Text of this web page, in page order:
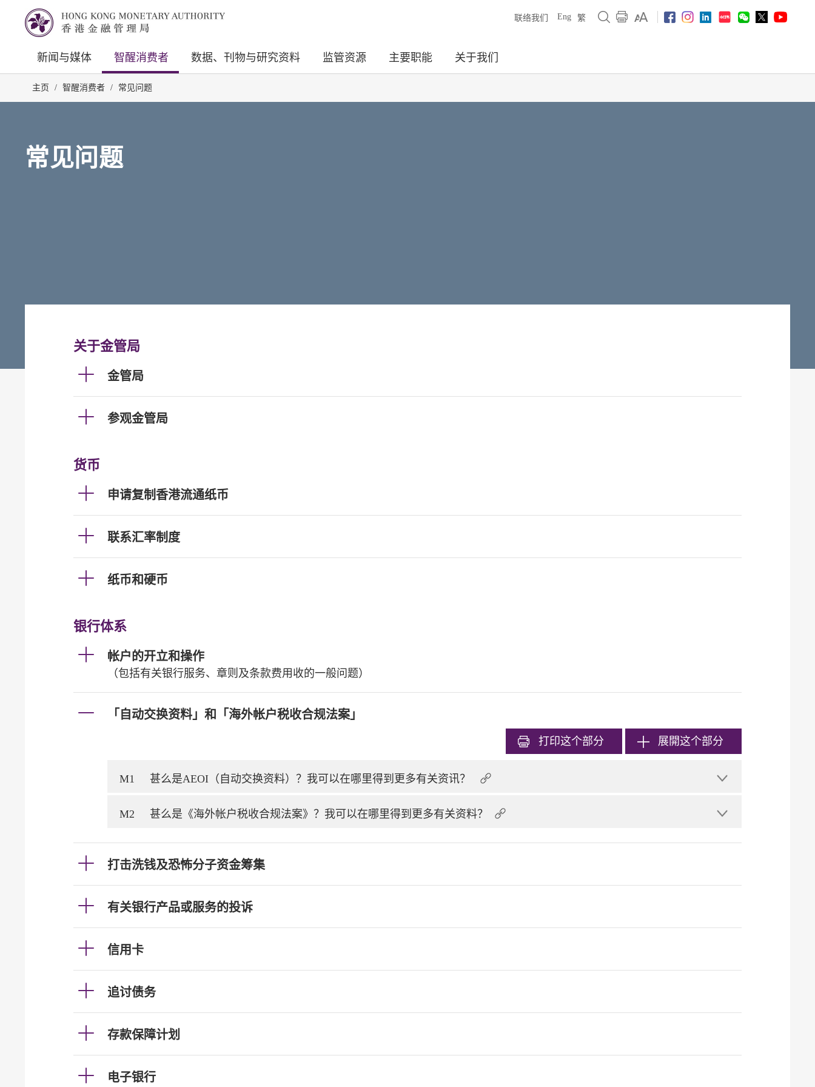
联络我们 Eng 繁
新闻与媒体 智醒消费者 数据、刊物与研究资料 监管资源 主要职能 关于我们
主页 / 智醒消费者 / 常见问题
常见问题
关于金管局
金管局
参观金管局
货币
申请复制香港流通纸币
联系汇率制度
纸币和硬币
银行体系
帐户的开立和操作
（包括有关银行服务、章则及条款费用收的一般问题）
「自动交换资料」和「海外帐户税收合规法案」
打印这个部分 展開这个部分
M1 甚么是AEOI（自动交换资料）？我可以在哪里得到更多有关资讯？
M2 甚么是《海外帐户税收合规法案》？我可以在哪里得到更多有关资料？
打击洗钱及恐怖分子资金筹集
有关银行产品或服务的投诉
信用卡
追讨债务
存款保障计划
电子银行